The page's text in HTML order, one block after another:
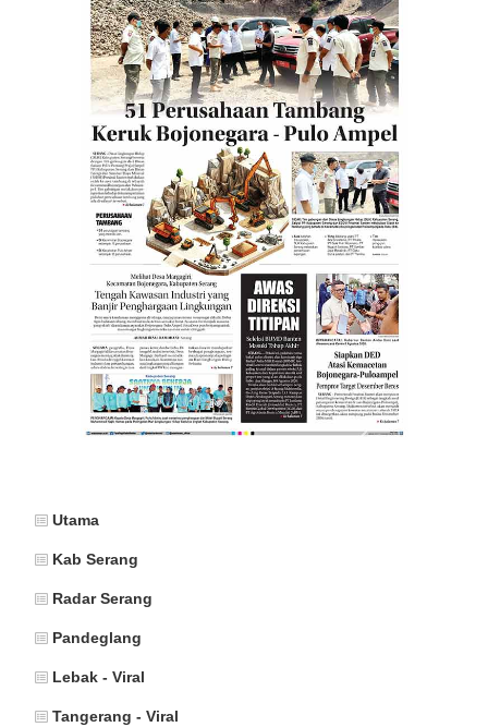
Utama
Kab Serang
Radar Serang
Pandeglang
Lebak - Viral
Tangerang - Viral